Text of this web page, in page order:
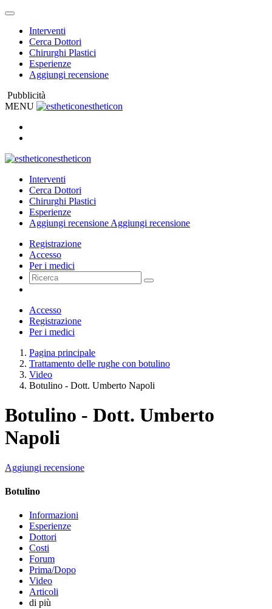
Interventi
Cerca Dottori
Chirurghi Plastici
Esperienze
Aggiungi recensione
Pubblicità
MENU
estheticon
estheticon
Interventi
Cerca Dottori
Chirurghi Plastici
Esperienze
Aggiungi recensione Aggiungi recensione
Registrazione
Accesso
Per i medici
Accesso
Registrazione
Per i medici
Pagina principale
Trattamento delle rughe con botulino
Video
Botulino - Dott. Umberto Napoli
Botulino - Dott. Umberto
Napoli
Aggiungi recensione
Botulino
Informazioni
Esperienze
Dottori
Costi
Forum
Prima/Dopo
Video
Articoli
di più